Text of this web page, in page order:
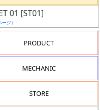
01 [ST01]
ージ）
PRODUCT
MECHANIC
STORE